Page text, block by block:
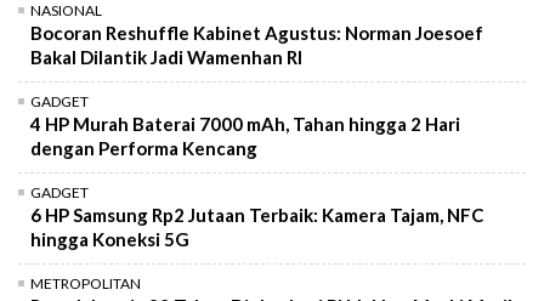
NASIONAL
Bocoran Reshuffle Kabinet Agustus: Norman Joesoef
Bakal Dilantik Jadi Wamenhan RI
GADGET
4 HP Murah Baterai 7000 mAh, Tahan hingga 2 Hari
dengan Performa Kencang
GADGET
6 HP Samsung Rp2 Jutaan Terbaik: Kamera Tajam, NFC
hingga Koneksi 5G
METROPOLITAN